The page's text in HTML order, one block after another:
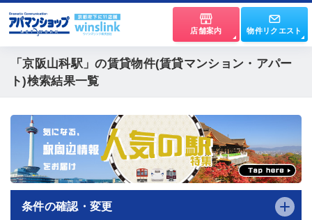
店舗案内 物件リクエスト
「京阪山科駅」の賃貸物件(賃貸マンション・アパー
ト)検索結果一覧
条件の確認・変更